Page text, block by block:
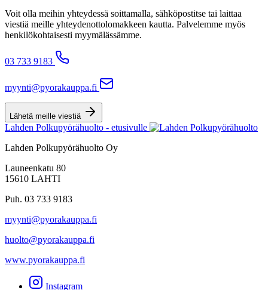
Voit olla meihin yhteydessä soittamalla, sähköpostitse tai laittaa
viestiä meille yhteydenottolomakkeen kautta. Palvelemme myös
henkilökohtaisesti myymälässämme.
03 733 9183
myynti@pyorakauppa.fi
Lähetä meille viestiä
Lahden Polkupyörähuolto - etusivulle
Lahden Polkupyörähuolto Oy
Launeenkatu 80
15610 LAHTI
Puh. 03 733 9183
myynti@pyorakauppa.fi
huolto@pyorakauppa.fi
www.pyorakauppa.fi
Instagram